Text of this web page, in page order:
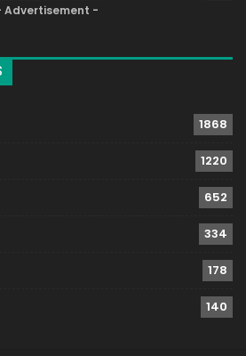
Advertisement -
1868
1220
652
334
178
140